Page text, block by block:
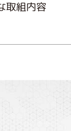
取組内容